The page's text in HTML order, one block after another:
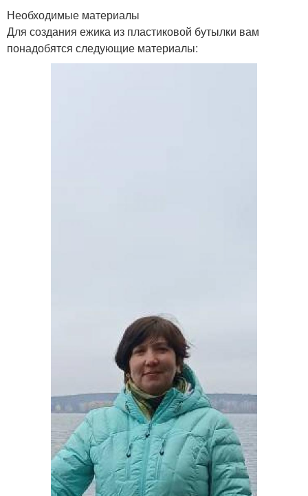
Необходимые материалы
Для создания ежика из пластиковой бутылки вам
понадобятся следующие материалы: